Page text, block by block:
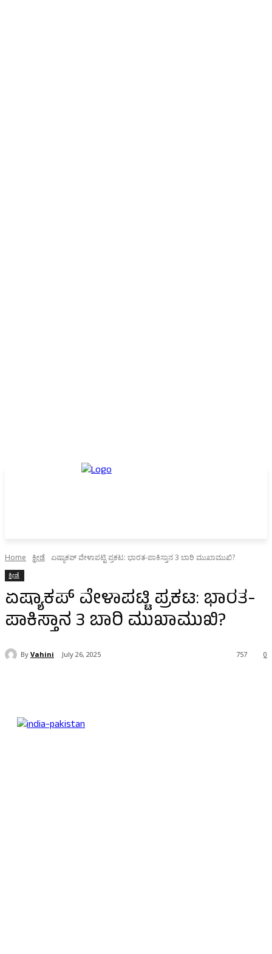
Home ಕ್ರೀಡೆ ಏಷ್ಯಾಕಪ್ ವೇಳಾಪಟ್ಟಿ ಪ್ರಕಟ: ಭಾರತ-ಪಾಕಿಸ್ತಾನ 3 ಬಾರಿ ಮುಖಾಮುಖಿ?
ಕ್ರೀಡೆ
ಏಷ್ಯಾಕಪ್ ವೇಳಾಪಟ್ಟಿ ಪ್ರಕಟ: ಭಾರತ-
ಪಾಕಿಸ್ತಾನ 3 ಬಾರಿ ಮುಖಾಮುಖಿ?
By Vahini July 26, 2025 0
757